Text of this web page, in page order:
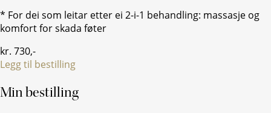
* For dei som leitar etter ei 2-i-1 behandling: massasje og
komfort for skada føter
kr. 730,-
Legg til bestilling
Min bestilling